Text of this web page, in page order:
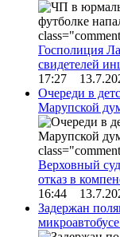
Госполиция
свидетелей
17:27
Очереди в
Марупской
Верховный
отказ в
16:44
Задержан